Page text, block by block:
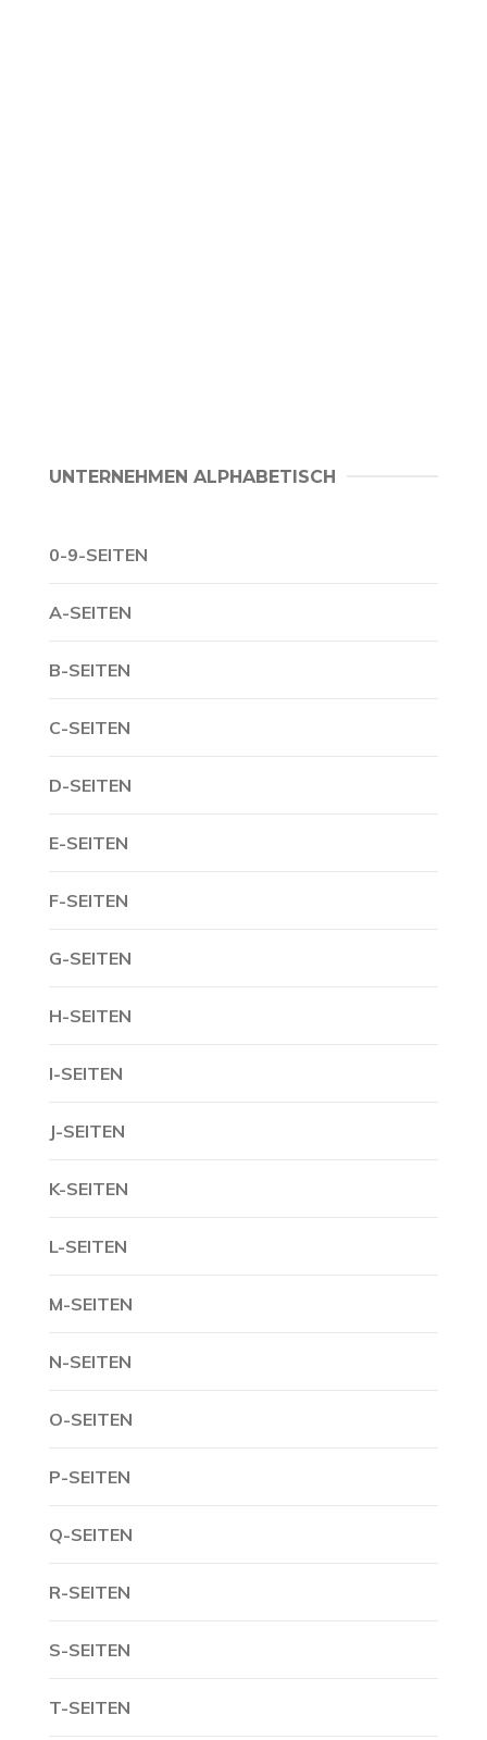
UNTERNEHMEN ALPHABETISCH
0-9-SEITEN
A-SEITEN
B-SEITEN
C-SEITEN
D-SEITEN
E-SEITEN
F-SEITEN
G-SEITEN
H-SEITEN
I-SEITEN
J-SEITEN
K-SEITEN
L-SEITEN
M-SEITEN
N-SEITEN
O-SEITEN
P-SEITEN
Q-SEITEN
R-SEITEN
S-SEITEN
T-SEITEN